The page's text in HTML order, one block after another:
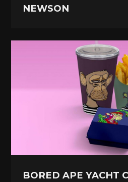
NEWSON
BORED APE YACHT